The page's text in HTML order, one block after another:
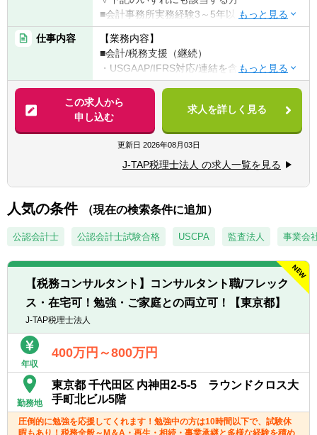
■会計事務所実務経験3～5年以上（法人税申
告書作成経験必須）
■税理士試験の3科目合格者以上（簿財+法人
or消費or相続）or公認会計士
【歓迎要件】
■金融業界経験のある方
【求める人材】
■ 謙虚さと素直さがある方（コミュニケーシ
ョンと協力）
力）
会だと捉えることができる（主体性）
ム）
仕事内容
【業務内容】
■会計/税務支援（継続）
・USGAAP/IFRS対応/連結を含む決算業務
・各種任意/法定監査
・税務顧問（税務相談）
・法人税/消費税/償却資産税の申告代行
・入出金、記帳、給与計算等事務代行
・資産税（相続対策）コンサルティング
■税務支援（スポット）
・個人/相続の申告代行
・税務面の調査（税務DD）
・組織再編ストラクチャーの検討/実行支援
ります。
この求人から
申し込む
求人を詳しく見る
更新日 2026年08月03日
J-TAP税理士法人 の求人一覧を見る
人気の条件 （現在の検索条件に追加）
公認会計士 公認会計士試験合格 USCPA 監査法人 事業会
【税務コンサルタント】コンサルタント職/フレック
ス・在宅可！勉強・ご家庭との両立可！【東京都】
J-TAP税理士法人
年収
400万円～800万円
勤務地
東京都 千代田区 内神田2-5-5 ラウンドクロス大
手町北ビル5階
圧倒的に勉強を応援してくれます！勉強中の方は10時間以下で、試験休
暇もあり！税務全般～M＆A・再生・相続・事業承継と多様な経験を積め